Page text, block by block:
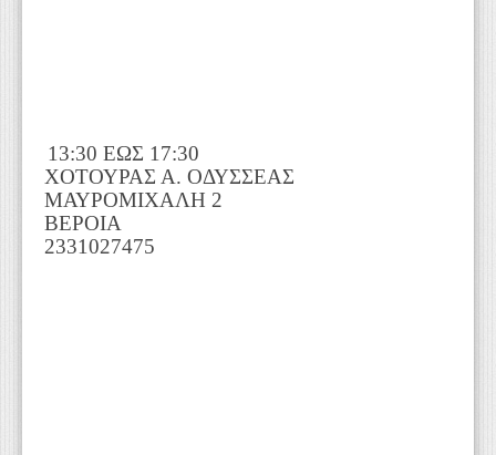
13:30 ΕΩΣ 17:30
ΧΟΤΟΥΡΑΣ Α. ΟΔΥΣΣΕΑΣ
ΜΑΥΡΟΜΙΧΑΛΗ 2
ΒΕΡΟΙΑ
2331027475